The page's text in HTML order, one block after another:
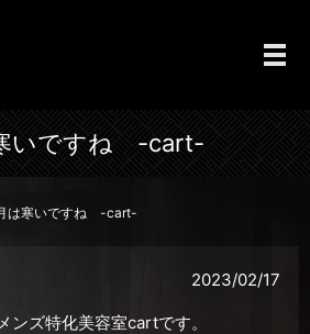
メ
いですね -cart-
は寒いですね -cart-
2023/02/17
ンズ特化美容室cartです。